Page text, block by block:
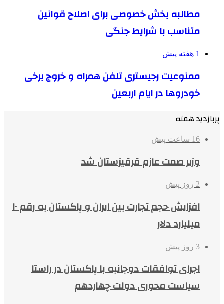
مطالبه بخش خصوصی برای اصلاح قوانین
متناسب با شرایط جنگی
1 هفته پیش
ممنوعیت رجیستری تلفن همراه و خروج برخی
خودروها در ایام اربعین
پربازدید هفته
16 ساعت پیش
وزیر صمت عازم قرقیزستان شد
2 روز پیش
افزایش حجم تجارت بین ایران و پاکستان به رقم ۱۰
میلیارد دلار
3 روز پیش
اجرای توافقات دوجانبه با پاکستان در راستا
سیاست محوری دولت چهاردهم